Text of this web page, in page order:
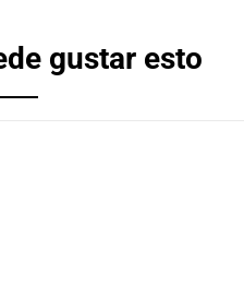
gustar esto